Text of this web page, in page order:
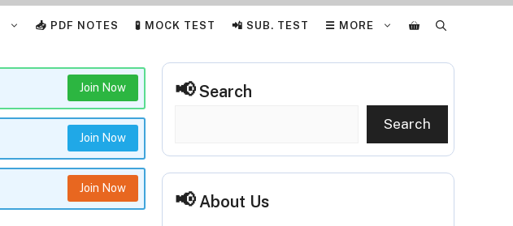
📥 PDF NOTES 🧪 MOCK TEST 📲 SUB. TEST ☰ MORE
Join Now
Join Now
Join Now
Search
Search
About Us